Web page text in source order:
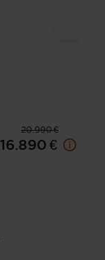
20.990 €
16.890 €